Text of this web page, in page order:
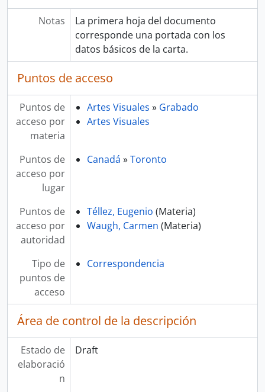
Notas
La primera hoja del documento
corresponde una portada con los
datos básicos de la carta.
Puntos de acceso
Puntos de
acceso por
materia
Artes Visuales » Grabado
Artes Visuales
Puntos de
acceso por
lugar
Canadá »Toronto
Puntos de
acceso por
autoridad
Téllez, Eugenio (Materia)
Waugh, Carmen (Materia)
Tipo de
puntos de
acceso
Correspondencia
Área de control de la descripción
Estado de
elaboració
n
Draft